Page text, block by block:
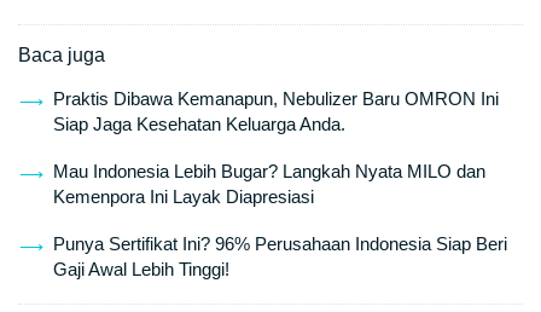
Baca juga
Praktis Dibawa Kemanapun, Nebulizer Baru OMRON Ini
Siap Jaga Kesehatan Keluarga Anda.
Mau Indonesia Lebih Bugar? Langkah Nyata MILO dan
Kemenpora Ini Layak Diapresiasi
Punya Sertifikat Ini? 96% Perusahaan Indonesia Siap Beri
Gaji Awal Lebih Tinggi!